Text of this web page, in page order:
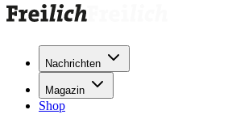
Nachrichten
Magazin
Shop